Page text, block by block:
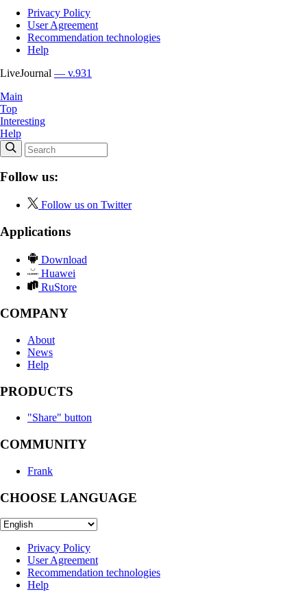
Privacy Policy
User Agreement
Recommendation technologies
Help
LiveJournal — v.931
Main
Top
Interesting
Help
Follow us:
Follow us on Twitter
Applications
Download
Huawei
RuStore
COMPANY
About
News
Help
PRODUCTS
"Share" button
COMMUNITY
Frank
CHOOSE LANGUAGE
Privacy Policy
User Agreement
Recommendation technologies
Help